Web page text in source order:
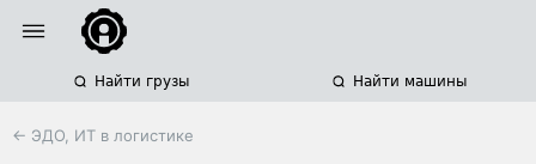
Найти грузы Найти машины
← ЭДО, ИТ в логистике